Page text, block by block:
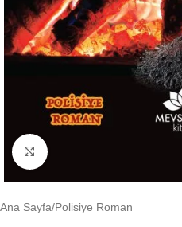
Büyütmek için tıklayın
Ana Sayfa/Polisiye Roman